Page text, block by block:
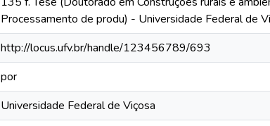
Processamento de produ) - Universidade Federal de
http://locus.ufv.br/handle/123456789/693
por
Universidade Federal de Viçosa